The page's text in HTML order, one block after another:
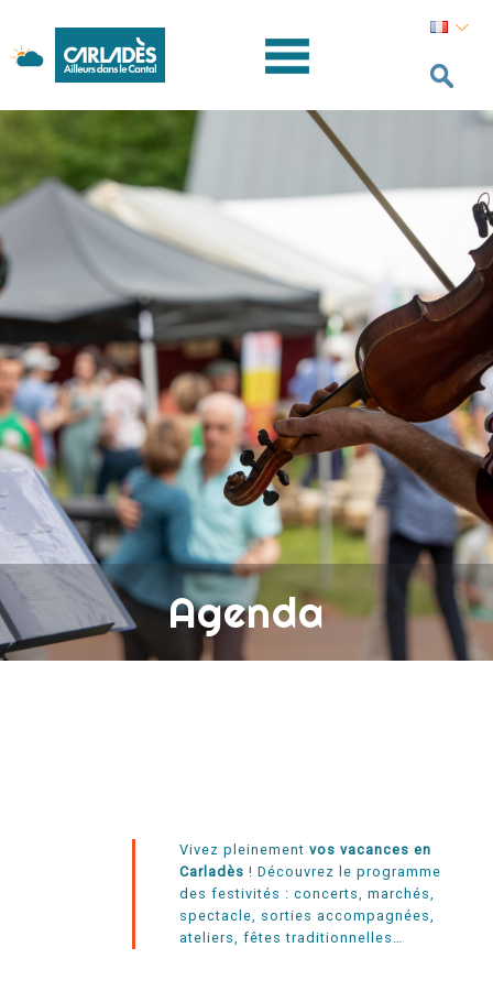
Agenda
Vivez pleinement vos vacances en
Carladès ! Découvrez le programme
des festivités : concerts, marchés,
spectacle, sorties accompagnées,
ateliers, fêtes traditionnelles…